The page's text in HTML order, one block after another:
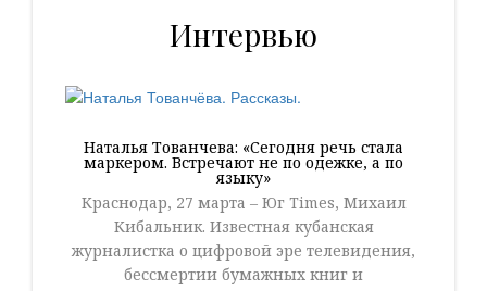
Интервью
Наталья Тованчева: «Сегодня речь стала
маркером. Встречают не по одежке, а по
языку»
Краснодар, 27 марта – Юг Times, Михаил
Кибальник. Известная кубанская
журналистка о цифровой эре телевидения,
бессмертии бумажных книг и